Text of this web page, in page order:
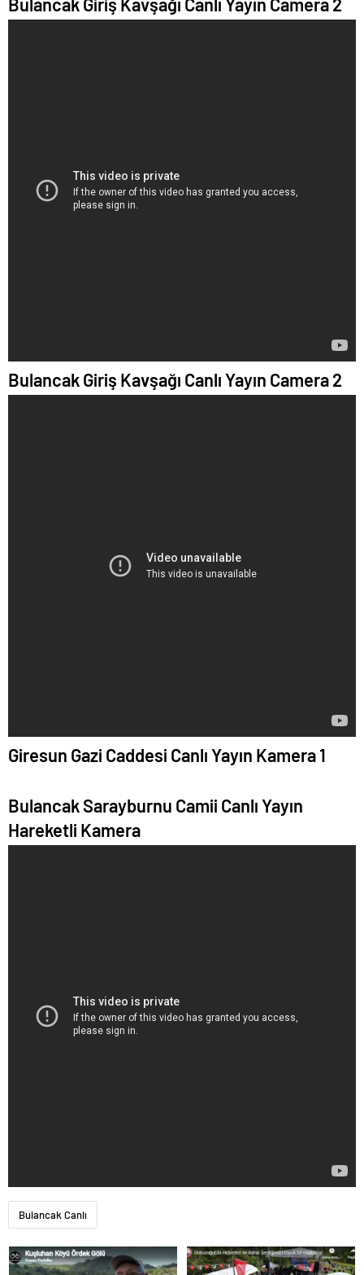
Bulancak Giriş Kavşağı Canlı Yayın Camera 2
Giresun Gazi Caddesi Canlı Yayın Kamera 1
Bulancak Sarayburnu Camii Canlı Yayın
Hareketli Kamera
Bulancak Canlı